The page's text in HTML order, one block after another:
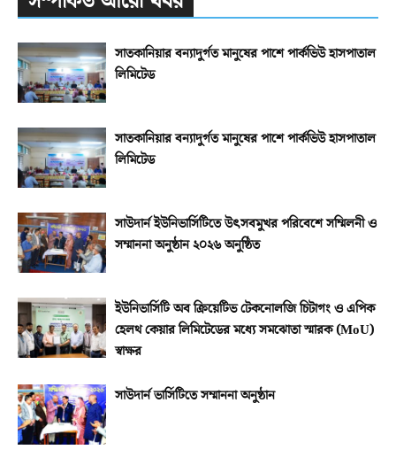
সাতকানিয়ার বন্যাদুর্গত মানুষের পাশে পার্কভিউ হাসপাতাল
লিমিটেড
সাতকানিয়ার বন্যাদুর্গত মানুষের পাশে পার্কভিউ হাসপাতাল
লিমিটেড
সাউদার্ন ইউনিভার্সিটিতে উৎসবমুখর পরিবেশে সম্মিলনী ও
সম্মাননা অনুষ্ঠান ২০২৬ অনুষ্ঠিত
ইউনিভার্সিটি অব ক্রিয়েটিভ টেকনোলজি চিটাগং ও এপিক
হেলথ কেয়ার লিমিটেডের মধ্যে সমঝোতা স্মারক (MoU)
স্বাক্ষর
সাউদার্ন ভার্সিটিতে সম্মাননা অনুষ্ঠান